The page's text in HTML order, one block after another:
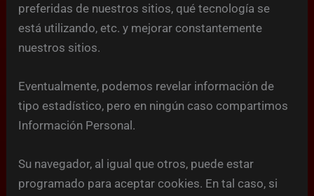
preferidas de nuestros sitios, qué tecnología se
está utilizando, etc. y mejorar constantemente
nuestros sitios.
Eventualmente, podemos revelar información de
tipo estadístico, pero en ningún caso compartimos
Información Personal.
Su navegador, al igual que otros, puede estar
programado para aceptar cookies. En tal caso, si